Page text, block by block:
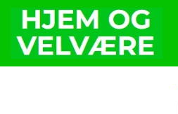
Skip
content